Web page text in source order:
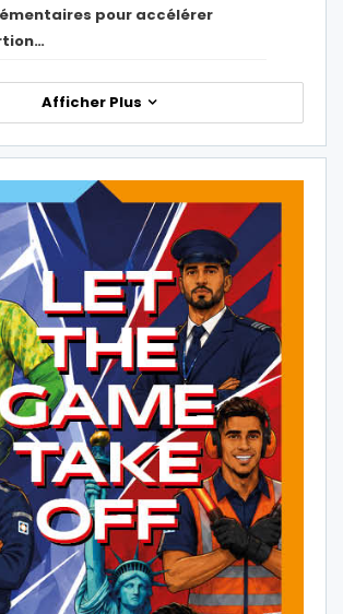
pour accélérer
Afficher Plus